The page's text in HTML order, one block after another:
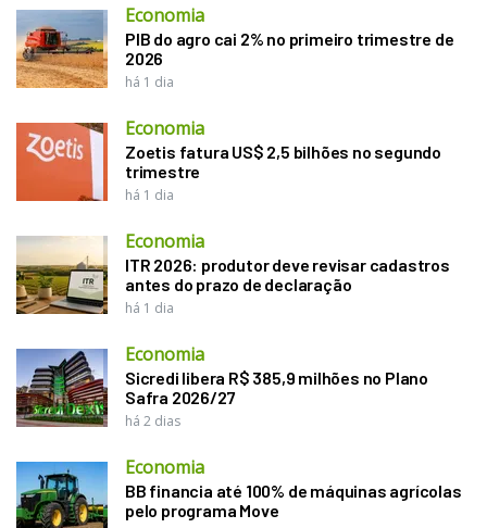
Economia
PIB do agro cai 2% no primeiro trimestre de
2026
há 1 dia
Economia
Zoetis fatura US$ 2,5 bilhões no segundo
trimestre
há 1 dia
Economia
ITR 2026: produtor deve revisar cadastros
antes do prazo de declaração
há 1 dia
Economia
Sicredi libera R$ 385,9 milhões no Plano
Safra 2026/27
há 2 dias
Economia
BB financia até 100% de máquinas agrícolas
pelo programa Move